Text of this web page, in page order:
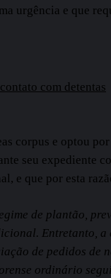
urgência e que
com detentas
corpus e optou
seu expediente
que por esta
de plantão,
Entretanto,
de pedidos de
ordinário